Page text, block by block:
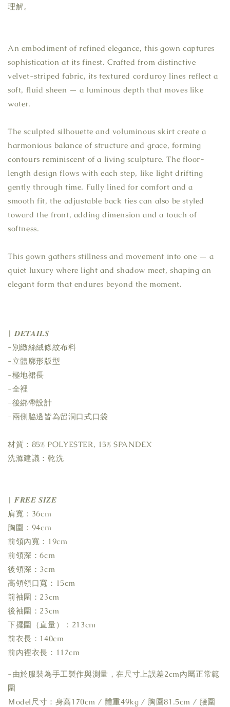
理解。
An embodiment of refined elegance, this gown captures
sophistication at its finest. Crafted from distinctive
velvet-striped fabric, its textured corduroy lines reflect a
soft, fluid sheen — a luminous depth that moves like
water.
The sculpted silhouette and voluminous skirt create a
harmonious balance of structure and grace, forming
contours reminiscent of a living sculpture. The floor-
length design flows with each step, like light drifting
gently through time. Fully lined for comfort and a
smooth fit, the adjustable back ties can also be styled
toward the front, adding dimension and a touch of
softness.
This gown gathers stillness and movement into one — a
quiet luxury where light and shadow meet, shaping an
elegant form that endures beyond the moment.
| 𝑫𝑬𝑻𝑨𝑰𝑳𝑺
-別緻絲絨條紋布料
-立體廓形版型
-極地裙長
-全裡
-後綁帶設計
-兩側脇邊皆為留洞口式口袋
材質：85% POLYESTER, 15% SPANDEX
洗滌建議：乾洗
| 𝑭𝑹𝑬𝑬 𝑺𝑰𝒁𝑬
肩寬：36cm
胸圍：94cm
前領內寬：19cm
前領深：6cm
後領深：3cm
高領領口寬：15cm
前袖圍：23cm
後袖圍：23cm
下擺圍（直量）：213cm
前衣長：140cm
前內裡衣長：117cm
-由於服裝為手工製作與測量，在尺寸上誤差2cm內屬正常範
圍
Ｍodel尺寸：身高170cm / 體重49kg / 胸圍81.5cm / 腰圍